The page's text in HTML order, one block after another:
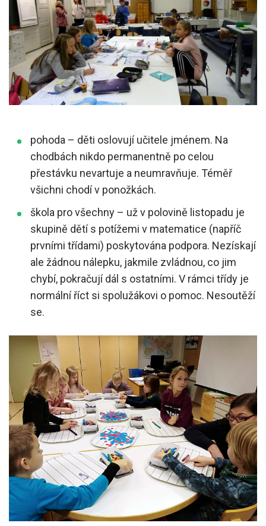
pohoda – děti oslovují učitele jménem. Na
chodbách nikdo permanentně po celou
přestávku nevartuje a neumravňuje. Téměř
všichni chodí v ponožkách.
škola pro všechny – už v polovině listopadu je
skupině dětí s potížemi v matematice (napříč
prvními třídami) poskytována podpora. Nezískají
ale žádnou nálepku, jakmile zvládnou, co jim
chybí, pokračují dál s ostatními. V rámci třídy je
normální říct si spolužákovi o pomoc. Nesoutěží
se.